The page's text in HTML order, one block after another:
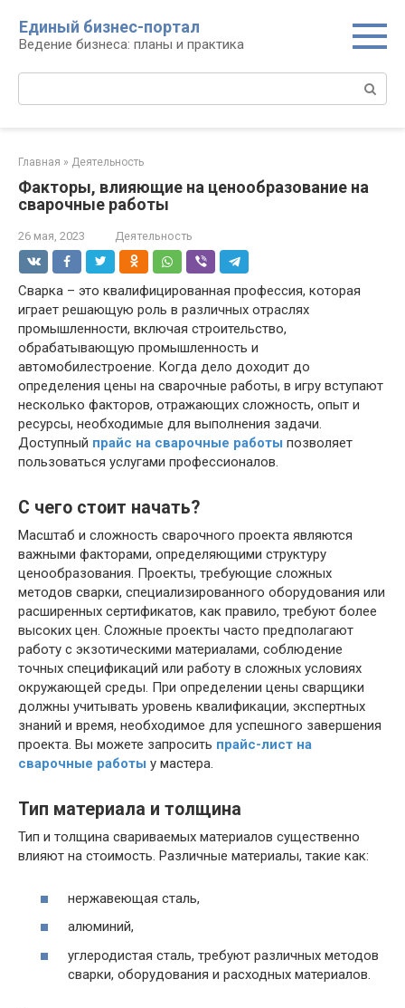
контенту
Единый бизнес-портал
Ведение бизнеса: планы и практика
Поиск:
Главная » Деятельность
Факторы, влияющие на ценообразование на
сварочные работы
26 мая, 2023 Деятельность
Сварка – это квалифицированная профессия, которая
играет решающую роль в различных отраслях
промышленности, включая строительство,
обрабатывающую промышленность и
автомобилестроение. Когда дело доходит до
определения цены на сварочные работы, в игру вступают
несколько факторов, отражающих сложность, опыт и
ресурсы, необходимые для выполнения задачи.
Доступный прайс на сварочные работы позволяет
пользоваться услугами профессионалов.
С чего стоит начать?
Масштаб и сложность сварочного проекта являются
важными факторами, определяющими структуру
ценообразования. Проекты, требующие сложных
методов сварки, специализированного оборудования или
расширенных сертификатов, как правило, требуют более
высоких цен. Сложные проекты часто предполагают
работу с экзотическими материалами, соблюдение
точных спецификаций или работу в сложных условиях
окружающей среды. При определении цены сварщики
должны учитывать уровень квалификации, экспертных
знаний и время, необходимое для успешного завершения
проекта. Вы можете запросить прайс-лист на
сварочные работы у мастера.
Тип материала и толщина
Тип и толщина свариваемых материалов существенно
влияют на стоимость. Различные материалы, такие как:
нержавеющая сталь,
алюминий,
углеродистая сталь, требуют различных методов
сварки, оборудования и расходных материалов.